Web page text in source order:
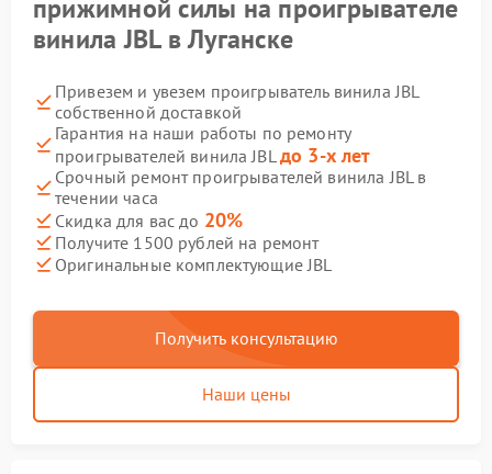
прижимной силы на проигрывателе
винила JBL в Луганске
Привезем и увезем проигрыватель винила JBL
собственной доставкой
Гарантия на наши работы по ремонту
проигрывателей винила JBLдо 3-х лет
Срочный ремонт проигрывателей винила JBL в
течении часа
Скидка для вас до 20%
Получите 1500 рублей на ремонт
Оригинальные комплектующие JBL
Получить консультацию
Наши цены